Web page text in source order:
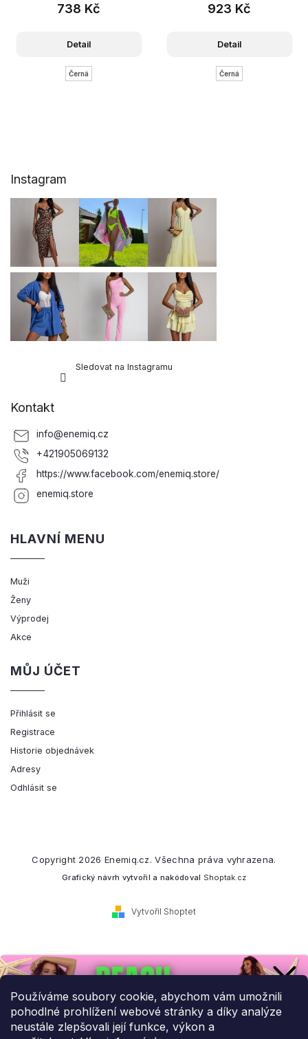
Používáme soubory cookie, abychom vám umožnili
pohodlné prohlížení webové stránky a díky analýze
neustále zlepšovali její funkce, výkon a
738 Kč
Detail
Černá
923 Kč
Detail
Černá
Instagram
Sledovat na Instagramu
Kontakt
info@enemiq.cz
+421905069132
https://www.facebook.com/enemiq.store/
enemiq.store
HLAVNÍ MENU
Muži
Ženy
Výprodej
Akce
MŮJ ÚČET
Přihlásit se
Registrace
Historie objednávek
Adresy
Odhlásit se
Vytvořil Shoptet
Copyright 2026 Enemiq.cz. Všechna práva vyhrazena.
Grafický návrh vytvořil a nakódoval Shoptak.cz
Přihlaste se k našemu
newsletteru.
Budeme vám posílat informace o našich novinkách a slevových
akcích.